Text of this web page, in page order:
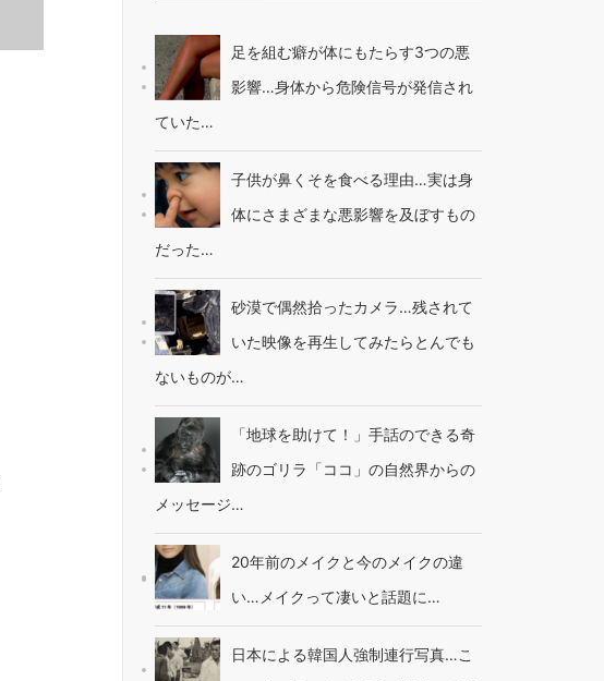
足を組む癖が体にもたらす3つの悪
影響…身体から危険信号が発信され
ていた…
子供が鼻くそを食べる理由…実は身
体にさまざまな悪影響を及ぼすもの
だった…
砂漠で偶然拾ったカメラ…残されて
いた映像を再生してみたらとんでも
ないものが…
「地球を助けて！」手話のできる奇
跡のゴリラ「ココ」の自然界からの
メッセージ…
20年前のメイクと今のメイクの違
い…メイクって凄いと話題に…
日本による韓国人強制連行写真…こ